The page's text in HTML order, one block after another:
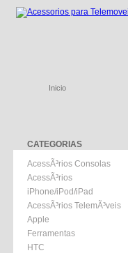
Inicio
CATEGORIAS
AcessÃ³rios Consolas
AcessÃ³rios
iPhone/iPod/iPad
AcessÃ³rios TelemÃ³veis
Apple
Ferramentas
HTC